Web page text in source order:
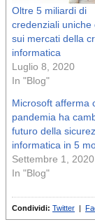
Oltre 5 miliardi di
credenziali uniche
sui mercati della
informatica
Luglio 8, 2020
In "Blog"
Microsoft afferma
pandemia ha
futuro della
informatica in 5
Settembre 1, 2020
In "Blog"
Condividi: Twitter |